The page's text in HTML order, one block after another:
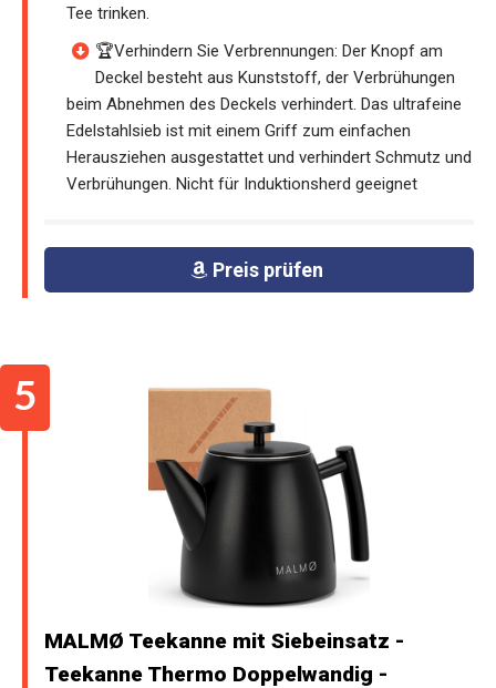
Tee trinken.
🏆Verhindern Sie Verbrennungen: Der Knopf am
Deckel besteht aus Kunststoff, der Verbrühungen
beim Abnehmen des Deckels verhindert. Das ultrafeine
Edelstahlsieb ist mit einem Griff zum einfachen
Herausziehen ausgestattet und verhindert Schmutz und
Verbrühungen. Nicht für Induktionsherd geeignet
Preis prüfen
MALMØ Teekanne mit Siebeinsatz -
Teekanne Thermo Doppelwandig -